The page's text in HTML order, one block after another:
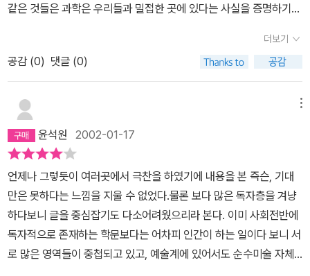
같은 것들은 과학은 우리들과 밀접한 곳에 있다는 사실을 증명하기에
학을 쉽게 받아들이기 좋게 합니다. 저는 과학을 몹시나 싫어합니다
만 이 책을 읽고 나서 이렇게 '콘서트' 같이 즐겁기만 한, 즐길 수 있는
과학 책들이 좀 더 많이 나왔으면 좋겠다는 생각을 했습니다. 과학이
그동안 너무 지루하고 따분했다고 느꼈던 분들의 사고방식을 바꾸는
데는 정말 강추!입니다.
더보기
공감 (0) 댓글 (0)
윤석원 2002-01-17
언제나 그렇듯이 여러곳에서 극찬을 하였기에 내용을 본 즉슨, 기대
만은 못하다는 느낌을 지울 수 없었다.물론 보다 많은 독자층을 겨냥
하다보니 글을 중심잡기도 다소어려웠으리라 본다. 이미 사회전반에
독자적으로 존재하는 학문보다는 어차피 인간이 하는 일이다 보니 서
로 많은 영역들이 중첩되고 있고, 예술계에 있어서도 순수미술 자체